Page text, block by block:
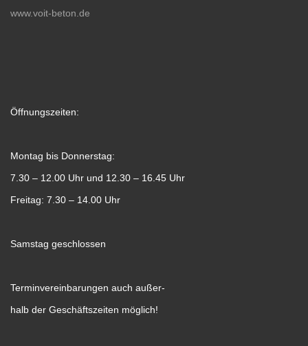
www.voit-beton.de
Öffnungszeiten:
Montag bis Donnerstag:
7.30 – 12.00 Uhr und 12.30 – 16.45 Uhr
Freitag: 7.30 – 14.00 Uhr
Samstag geschlossen
Terminvereinbarungen auch außer-
halb der Geschäftszeiten möglich!